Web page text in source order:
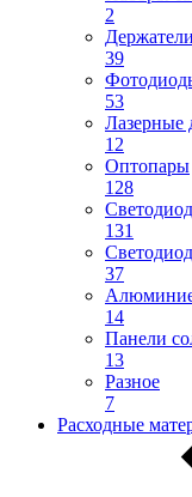
2
39
53
Лазерные
12
Оптопары
128
131
37
14
Панели
13
Разное
7
Расходные